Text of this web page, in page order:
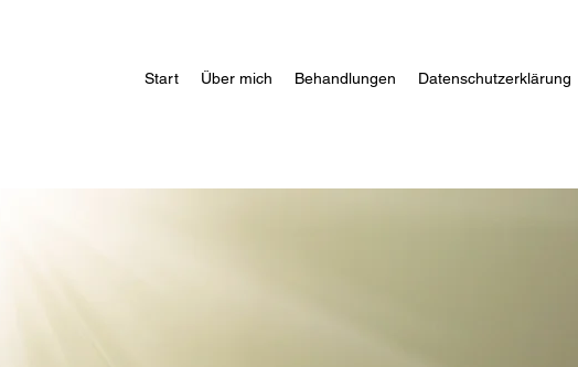
Start Über mich Behandlungen Datenschutzerklärung